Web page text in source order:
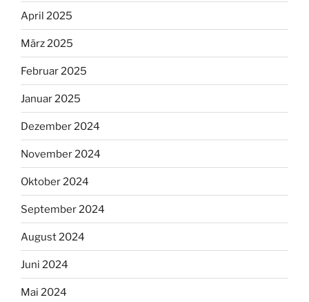
April 2025
März 2025
Februar 2025
Januar 2025
Dezember 2024
November 2024
Oktober 2024
September 2024
August 2024
Juni 2024
Mai 2024